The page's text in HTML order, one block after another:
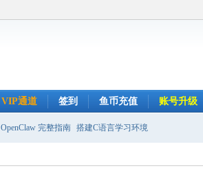
VIP通道 签到 鱼币充值 账号升级
OpenClaw 完整指南 搭建C语言学习环境